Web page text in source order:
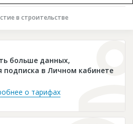
в строительстве
больше данных,
подписка в Личном кабинете
о тарифах